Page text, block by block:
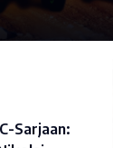
Sarjaan: